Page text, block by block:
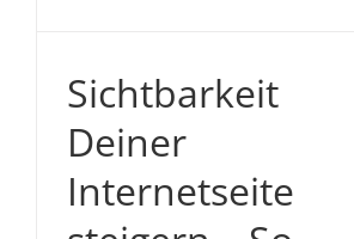
Sichtbarkeit
Deiner
Internetseite